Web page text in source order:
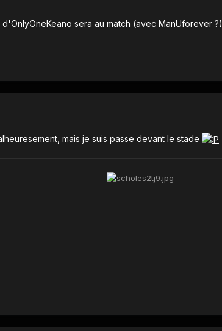
sera au match (avec ManUforever ?)
mais je suis passe devant le stade